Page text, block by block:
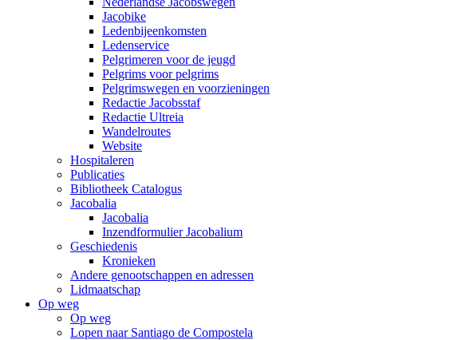
Jacobike
Ledenbijeenkomsten
Ledenservice
Pelgrimeren voor de jeugd
Pelgrims voor pelgrims
Pelgrimswegen en voorzieningen
Redactie Jacobsstaf
Redactie Ultreia
Wandelroutes
Website
Hospitaleren
Publicaties
Bibliotheek Catalogus
Jacobalia
Jacobalia
Inzendformulier Jacobalium
Geschiedenis
Kronieken
Andere genootschappen en adressen
Lidmaatschap
Op weg
Op weg
Lopen naar Santiago de Compostela